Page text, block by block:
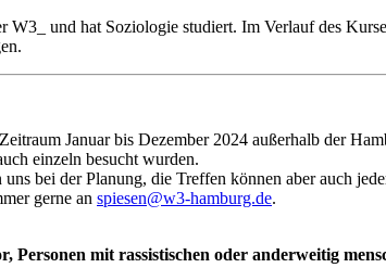
W3_ und hat Soziologie studiert. Im Verlauf des
Januar bis Dezember 2024 außerhalb der
einzeln besucht wurden.
bei der Planung, die Treffen können aber auch
gerne an spiesen@w3-hamburg.de.
Personen mit rassistischen oder anderweitig